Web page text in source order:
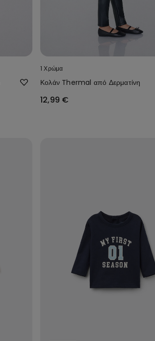
1 Χρώμα
Κολάν Thermal από Δερματίνη
12,99 €